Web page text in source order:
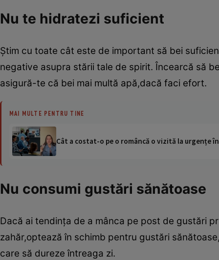
Nu te hidratezi suficient
Ştim cu toate cât este de important să bei
negative asupra stării tale de spirit. Încearcă să
asigură-te că bei mai multă apă,dacă faci efort.
MAI MULTE PENTRU TINE
Cât a costat-o pe o româncă o vizită la urgențe
Nu consumi gustări sănătoase
Dacă ai tendinţa de a mânca pe post de gustări
zahăr,optează în schimb pentru gustări
care să dureze întreaga zi.